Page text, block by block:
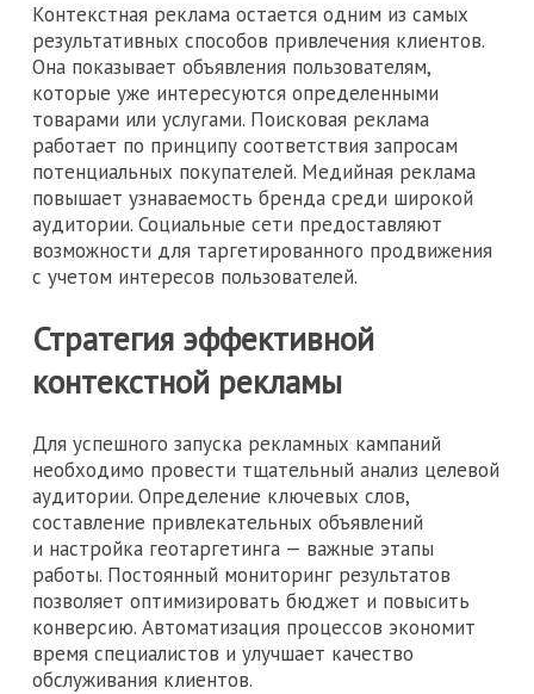
Контекстная реклама остается одним из самых
результативных способов привлечения клиентов.
Она показывает объявления пользователям,
которые уже интересуются определенными
товарами или услугами. Поисковая реклама
работает по принципу соответствия запросам
потенциальных покупателей. Медийная реклама
повышает узнаваемость бренда среди широкой
аудитории. Социальные сети предоставляют
возможности для таргетированного продвижения
с учетом интересов пользователей.
Стратегия эффективной
контекстной рекламы
Для успешного запуска рекламных кампаний
необходимо провести тщательный анализ целевой
аудитории. Определение ключевых слов,
составление привлекательных объявлений
и настройка геотаргетинга — важные этапы
работы. Постоянный мониторинг результатов
позволяет оптимизировать бюджет и повысить
конверсию. Автоматизация процессов экономит
время специалистов и улучшает качество
обслуживания клиентов.